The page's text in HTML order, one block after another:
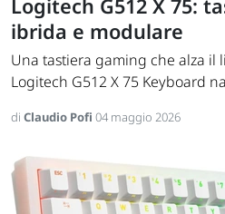
Logitech G512 X 75:
ibrida e modulare
Una tastiera gaming che alza il
Logitech G512 X 75 Keyboard
di Claudio Pofi 04 maggio 2026